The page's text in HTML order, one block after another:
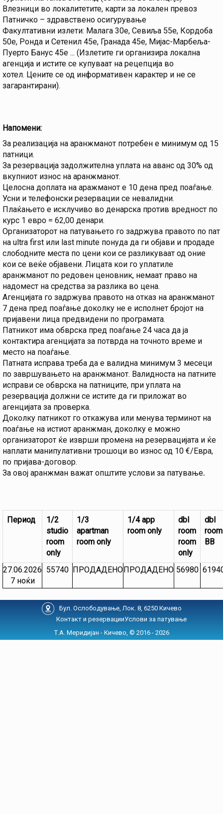
Влезници во локалитетите, карти за локален превоз
Патничко – здравствено осигурување
Факултативни излети: Малага 30е, Севиља 55е, Кордоба
50е, Ронда и Сетенил 45е, Гранада 45е, Мијас-Марбеља-
Пуерто Банус 45е ... (Излетите ги организира локална
агенција и истите се купуваат на рецепција во
хотел. Цените се од информативен карактер и не се
загарантирани).
Напомени:
За реализација на аранжманот потребен е минимум од 15
патници.
За резервација задолжителна уплата на аванс од 30% од
вкупниот износ на аранжманот.
Целосна доплата на аражманот е 10 дена пред поаѓање.
Усни и телефонски резервации се невалидни.
Плаќањето е исклучиво во денарска против вредност по
курс 1 евро = 62,00 денари.
Организаторот на патувањето го задржува правото по пат
на ultra first или last minute понуда да ги објави и продаде
слободните места по цени кои се разликуваат од оние
кои се веќе објавени. Лицата кои го уплатиле
аранжманот по редовен ценовник, немаат право на
надомест на средства за разлика во цена.
Агенцијата го задржува правото на отказ на аранжманот
7 дена пред поаѓање доколку не е исполнет бројот на
пријавени лица предвидени по програмата.
Патникот има обврска пред поаѓање 24 часа да ја
контактира агенцијата за потврда на точното време и
место на поаѓање.
Патната исправа треба да е валидна минимум 3 месеци
по завршувањето на аранжманот. Валидноста на патните
исправи се обврска на патниците, при уплата на
резервација должни се истите да ги приложат во
агенцијата за проверка.
Доколку патникот го откажува или менува терминот на
поаѓање на истиот аранжман, доколку е можно
организаторот ќе изврши промена на резервацијата и ќе
наплати манипулативни трошоци во износ од 10 €/Евра,
по пријава-договор.
За овој аранжман важат општите услови за патување.
Период
1/2
studio
room
only
1/3
apartman
room only
1/4 app
room only
dbl
room
room
only
dbl
room
BB
27.06.2026
7 ноќи
55740 ПРОДАДЕНО ПРОДАДЕНО 56980
Бул. Ослободување, Лок. 8, 6250 Кичево
Контакт и резервацииУслови за патување
Т.А. Меридијан - Кичево, © 2016 - 2026